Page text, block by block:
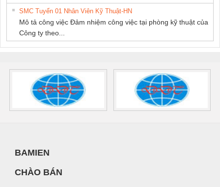
SMC Tuyển 01 Nhân Viên Kỹ Thuật-HN
Mô tả công việc Đảm nhiệm công việc tại phòng kỹ thuật của
Công ty theo...
BAMIEN
CHÀO BÁN